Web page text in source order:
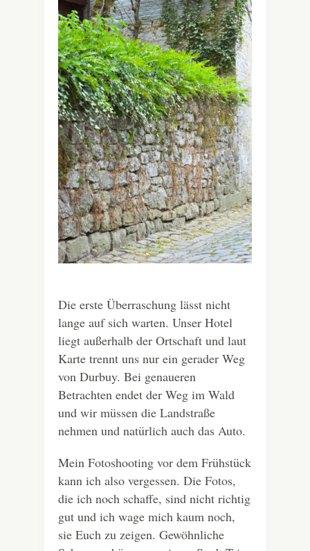
Die erste Überraschung lässt nicht
lange auf sich warten. Unser Hotel
liegt außerhalb der Ortschaft und laut
Karte trennt uns nur ein gerader Weg
von Durbuy. Bei genaueren
Betrachten endet der Weg im Wald
und wir müssen die Landstraße
nehmen und natürlich auch das Auto.
Mein Fotoshooting vor dem Frühstück
kann ich also vergessen. Die Fotos,
die ich noch schaffe, sind nicht richtig
gut und ich wage mich kaum noch,
sie Euch zu zeigen. Gewöhnliche